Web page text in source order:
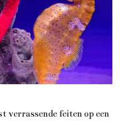
verrassende feiten op een